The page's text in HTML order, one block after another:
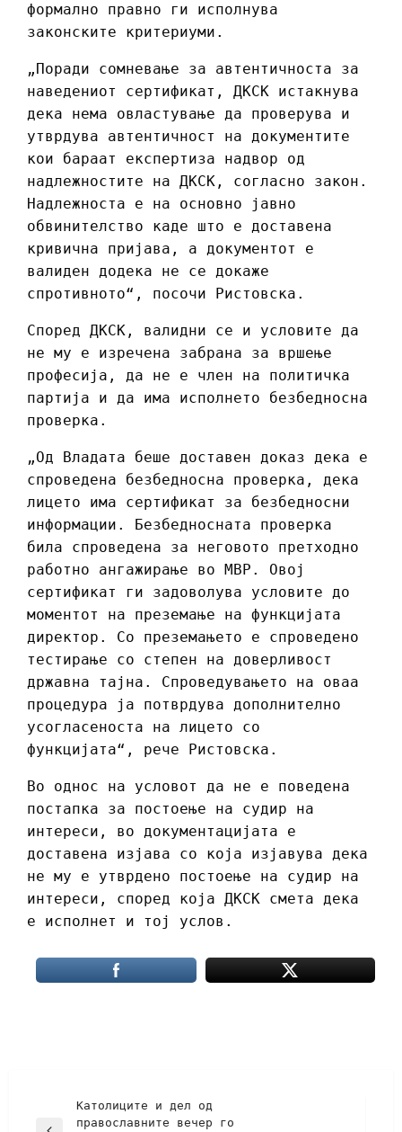
формално правно ги исполнува
законските критериуми.
„Поради сомневање за автентичноста за
наведениот сертификат, ДКСК истакнува
дека нема овластување да проверува и
утврдува автентичност на документите
кои бараат експертиза надвор од
надлежностите на ДКСК, согласно закон.
Надлежноста е на основно јавно
обвинителство каде што е доставена
кривична пријава, а документот е
валиден додека не се докаже
спротивното“, посочи Ристовска.
Според ДКСК, валидни се и условите да
не му е изречена забрана за вршење
професија, да не е член на политичка
партија и да има исполнето безбедносна
проверка.
„Од Владата беше доставен доказ дека е
спроведена безбедносна проверка, дека
лицето има сертификат за безбедносни
информации. Безбедносната проверка
била спроведена за неговото претходно
работно ангажирање во МВР. Овој
сертификат ги задоволува условите до
моментот на преземање на функцијата
директор. Со преземањето е спроведено
тестирање со степен на доверливост
државна тајна. Спроведувањето на оваа
процедура ја потврдува дополнително
усогласеноста на лицето со
функцијата“, рече Ристовска.
Во однос на условот да не е поведена
постапка за постоење на судир на
интереси, во документацијата е
доставена изјава со која изјавува дека
не му е утврдено постоење на судир на
интереси, според која ДКСК смета дека
е исполнет и тој услов.
Католиците и дел од
православните вечер го